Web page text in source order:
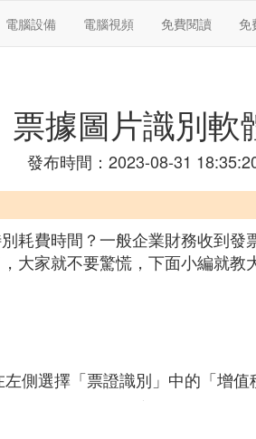
電腦設備 電腦視頻 免費閱讀 免
票據圖片識別軟
發布時間：2023-08-31
耗費時間？一般企業財務收到
大家就不要驚慌，下面小編就
側選擇「票證識別」中的「增值